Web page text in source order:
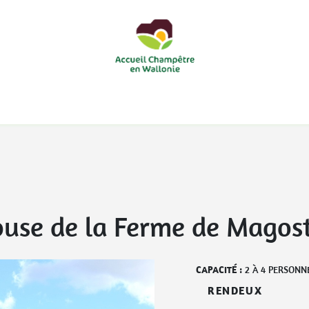
de la Ferme de
CAPACITÉ : 2 À4
RENDEUX